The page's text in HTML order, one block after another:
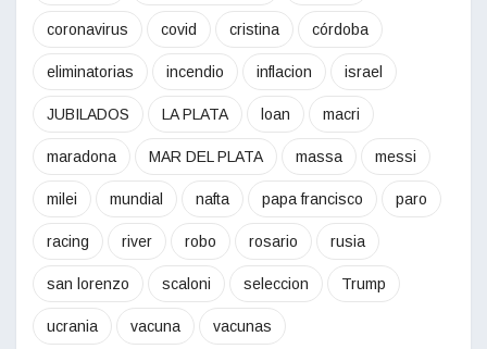
coronavirus covid cristina córdoba
eliminatorias incendio inflacion israel
JUBILADOS LA PLATA loan macri
maradona MAR DEL PLATA massa messi
milei mundial nafta papa francisco paro
racing river robo rosario rusia
san lorenzo scaloni seleccion Trump
ucrania vacuna vacunas